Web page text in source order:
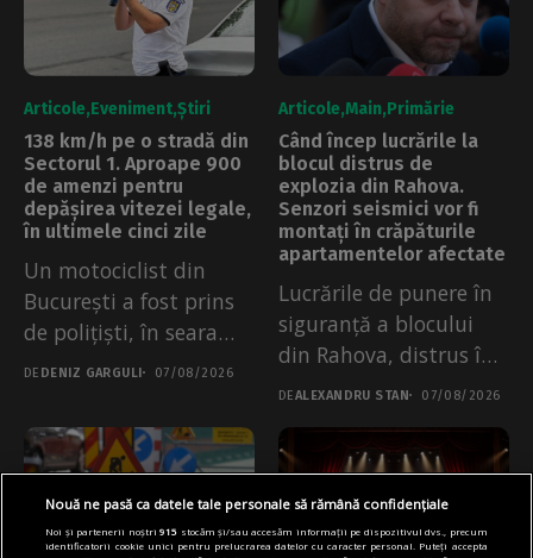
Articole Eveniment Știri
138 km/h pe o stradă din
Sectorul 1. Aproape 900
de amenzi pentru
depășirea vitezei legale,
în ultimele cinci zile
Un motociclist din
București a fost prins
de polițiști, în seara
de...
DE DENIZ GARGULI 07/08/2026
Articole Main Primărie
Când încep lucrările la
blocul distrus de
explozia din Rahova.
Senzori seismici vor fi
montați în crăpăturile
apartamentelor afectate
Lucrările de punere în
siguranță a blocului
din Rahova, distrus în
urma...
DEALEXANDRU STAN 07/08/2026
Nouă ne pasă ca datele tale personale să rămână confidențiale
Noi și partenerii noștri915 stocăm și/sau accesăm informații pe dispozitivul dvs., precum
identificatorii cookie unici pentru prelucrarea datelor cu caracter personal. Puteți accepta